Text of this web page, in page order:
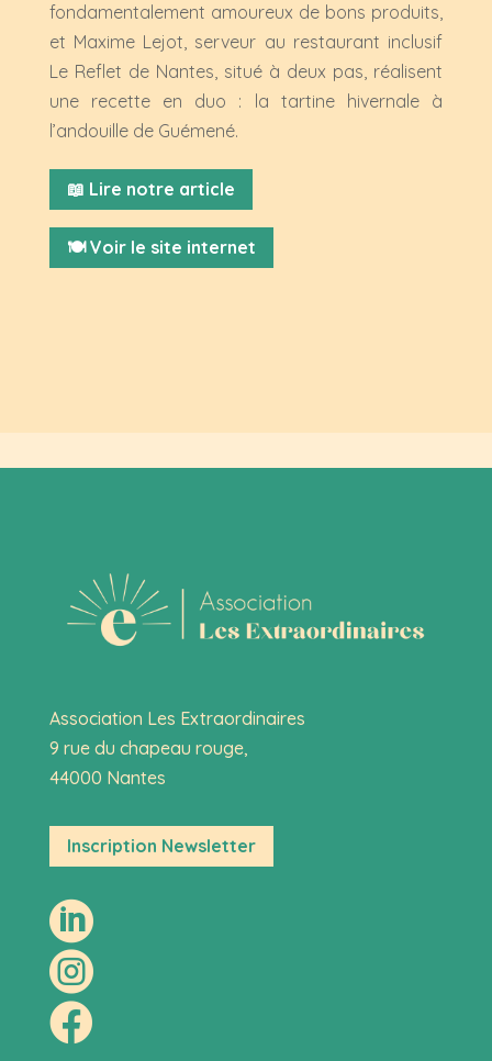
fondamentalement amoureux de bons produits,
et Maxime Lejot, serveur au restaurant inclusif
Le Reflet de Nantes, situé à deux pas, réalisent
une recette en duo : la tartine hivernale à
l’andouille de Guémené.
📖 Lire notre article
🍽 Voir le site internet
Association Les Extraordinaires
9 rue du chapeau rouge,
44000 Nantes
Inscription Newsletter


